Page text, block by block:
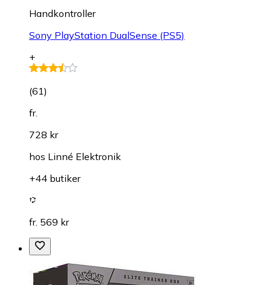
Handkontroller
Sony PlayStation DualSense (PS5)
+
(61)
fr.
728 kr
hos Linné Elektronik
+44 butiker
fr. 569 kr